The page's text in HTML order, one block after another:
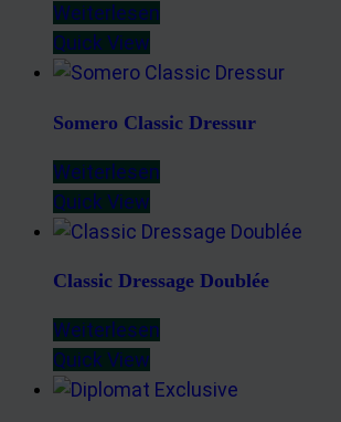
Weiterlesen
Quick View
Somero Classic Dressur
Weiterlesen
Quick View
Classic Dressage Doublée
Weiterlesen
Quick View